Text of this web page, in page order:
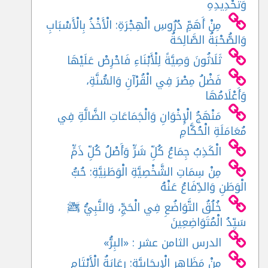
وَتَحْدِيدِهِ
مِنْ أَهَمِّ دُرُوسِ الْهِجْرَةِ: الْأَخْذُ بِالْأَسْبَابِ
وَالصُّحْبَةُ الصَّالِحَةُ
ثَلَاثُونَ وَصِيَّةً لِلْأَبْنَاءِ فَاحْرِصْ عَلَيْهَا
فَضْلُ مِصْرَ فِي الْقُرْآنِ وَالسُّنَّةِ،
وَأَعْلَامُهَا
مَنْهَجُ الْإِخْوَانِ وَالْجَمَاعَاتِ الضَّالَّةِ فِي
مُعَامَلَةِ الْحُكَّامِ
الْكَذِبُ جِمَاعُ كُلِّ شَرٍّ وَأَصْلُ كُلِّ ذَمٍّ
مِنْ سِمَاتِ الشَّخْصِيَّةِ الْوَطَنِيَّةِ: حُبُّ
الْوَطَنِ وَالدِّفَاعُ عَنْهُ
خُلُقُ التَّوَاضُعِ فِي الْحَجِّ، وَالنَّبِيُّ ﷺ
سَيِّدُ الْمُتَوَاضِعِينَ
الدرس الثامن عشر : «البِرُّ»
مِنْ مَظَاهِرِ الْإِيجَابِيَّةِ: رِعَايَةُ الْأَيْتَامِ